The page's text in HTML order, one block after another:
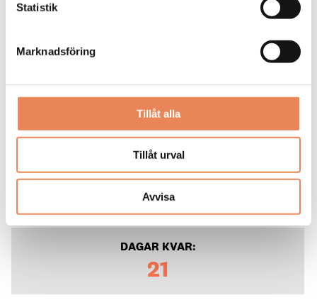
Statistik
Marknadsföring
Tillåt alla
Tillåt urval
Avvisa
Säljansvarig
Arbetsgivare: Mora Hotell & Spa
Sista ansökningsdag: 2026-08-31
LÄS MER
DAGAR KVAR:
21